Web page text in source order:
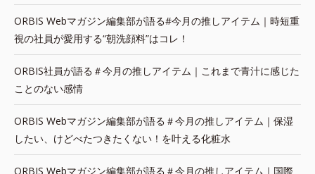
ORBIS Webマガジン編集部が語る#今月の推しアイテム｜時短重
視の社員が愛用する“朝洗顔料”はコレ！
ORBIS社員が語る＃今月の推しアイテム｜これまで青汁に感じた
ことのない感情
ORBIS Webマガジン編集部が語る＃今月の推しアイテム｜保湿
したい、けどべたつきたくない！を叶える化粧水
ORBIS Webマガジン編集部が語る＃今月の推しアイテム｜国際